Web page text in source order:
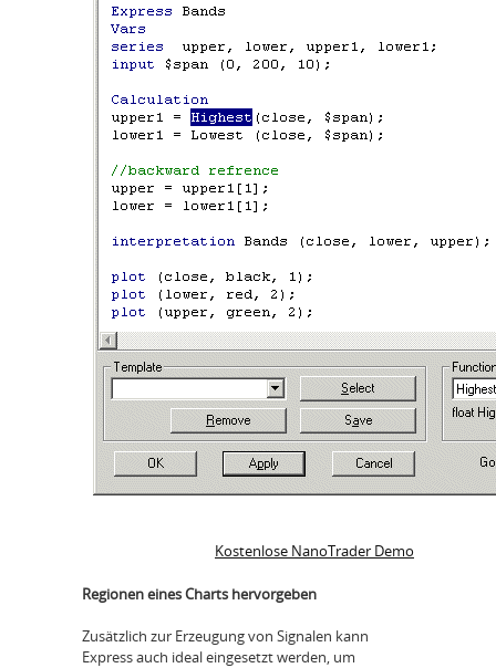
Kostenlose NanoTrader Demo
Regionen eines Charts hervorgeben
Zusätzlich zur Erzeugung von Signalen kann
Express auch ideal eingesetzt werden, um